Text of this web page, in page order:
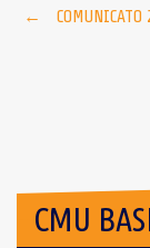
Post
←
CMU